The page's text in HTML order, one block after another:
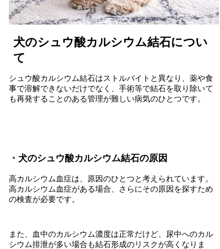
犬のシュウ酸カルシウム結石につい
て
シュウ酸カルシウム結石はストルバイトと異なり、薬や食
事で溶解できないだけでなく、手術等で結石を取り除いて
も再発することのある管理が難しい病気のひとつです。
・犬のシュウ酸カルシウム結石の原因
高カルシウム血症は、原因のひとつと考えられています。
高カルシウム血症がある場合、さらにその原因を探すため
の検査が必要です。
また、血中のカルシウム濃度は正常だけど、尿中へのカル
シウム排泄が多い場合も結石形成のリスクが高くなりま